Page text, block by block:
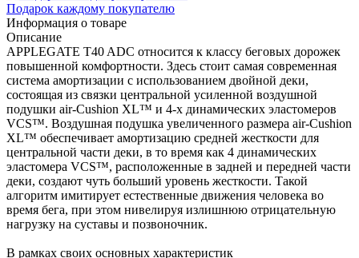
Подарок каждому покупателю
Информация о товаре
Описание
APPLEGATE T40 ADC относится к классу беговых дорожек
повышенной комфортности. Здесь стоит самая современная
система амортизации с использованием двойной деки,
состоящая из связки центральной усиленной воздушной
подушки air-Cushion XL™ и 4-х динамических эластомеров
VCS™. Воздушная подушка увеличенного размера air-Cushion
XL™ обеспечивает амортизацию средней жесткости для
центральной части деки, в то время как 4 динамических
эластомера VCS™, расположенные в задней и передней части
деки, создают чуть больший уровень жесткости. Такой
алгоритм имитирует естественные движения человека во
время бега, при этом нивелируя излишнюю отрицательную
нагрузку на суставы и позвоночник.
В рамках своих основных характеристик